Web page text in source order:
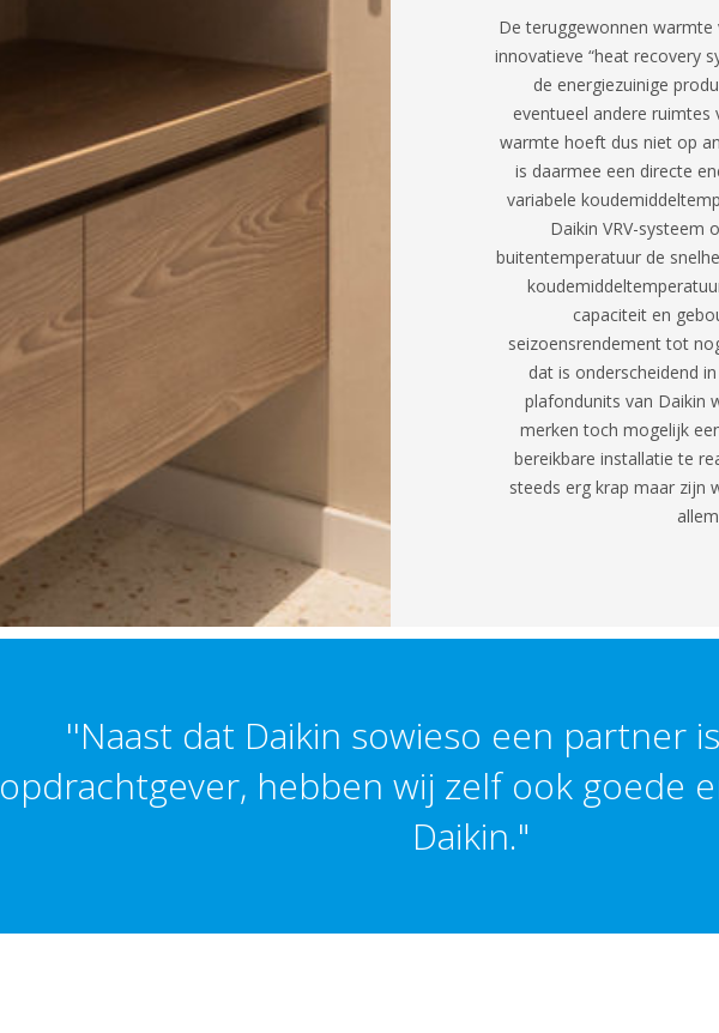
De teruggewonnen
innovatieve “heat recovery
de energiezuinige
eventueel andere
warmte hoeft dus niet op
is daarmee een directe
variabele
Daikin VRV-systeem
buitentemperatuur de
capaciteit en
seizoensrendement tot
dat is onderscheidend
plafondunits van Daikin
merken toch mogelijk
bereikbare installatie te
steeds erg krap maar zijn
''Naast dat Daikin sowieso een partner
opdrachtgever, hebben wij zelf ook goede
Daikin."